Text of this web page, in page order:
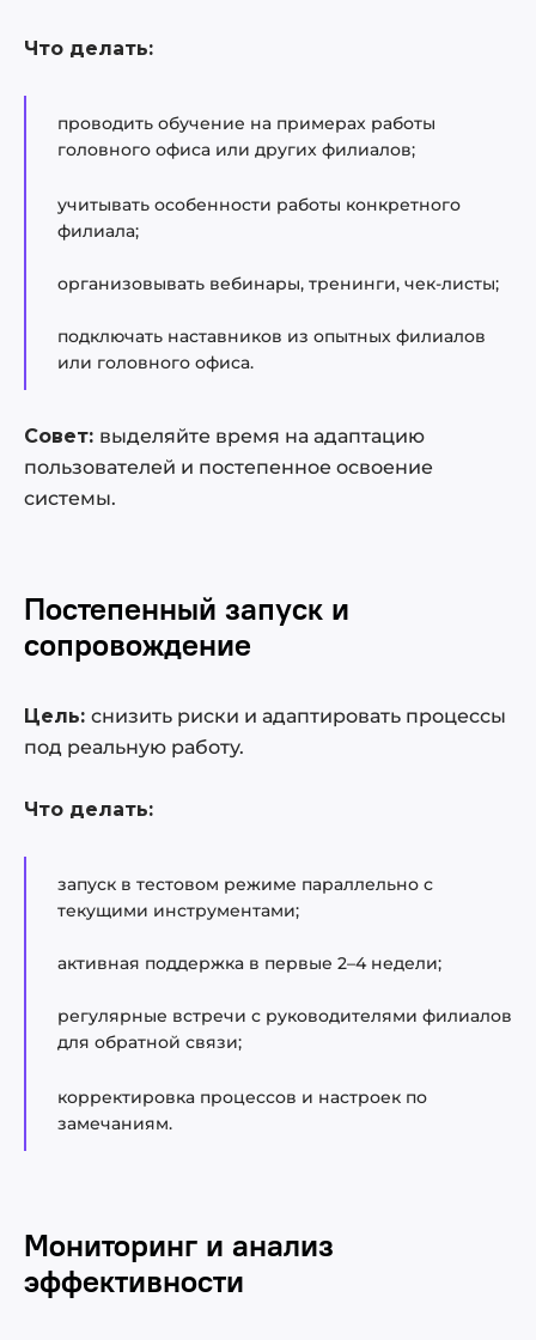
Что делать:
проводить обучение на примерах работы
головного офиса или других филиалов;
учитывать особенности работы конкретного
филиала;
организовывать вебинары, тренинги, чек-листы;
подключать наставников из опытных филиалов
или головного офиса.
Совет: выделяйте время на адаптацию
пользователей и постепенное освоение
системы.
Постепенный запуск и
сопровождение
Цель: снизить риски и адаптировать процессы
под реальную работу.
Что делать:
запуск в тестовом режиме параллельно с
текущими инструментами;
активная поддержка в первые 2–4 недели;
регулярные встречи с руководителями филиалов
для обратной связи;
корректировка процессов и настроек по
замечаниям.
Мониторинг и анализ
эффективности